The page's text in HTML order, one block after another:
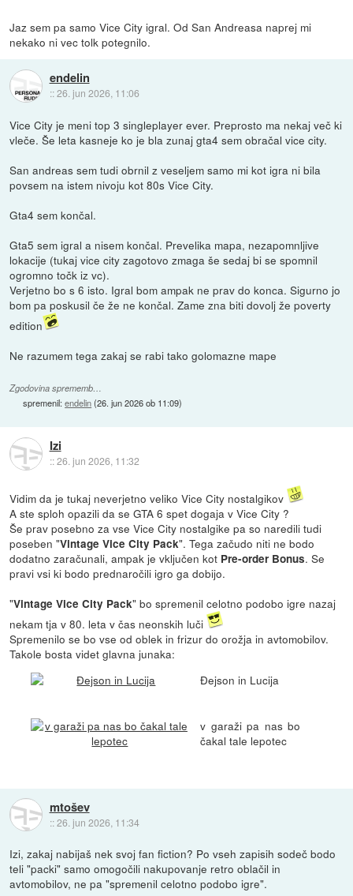
Jaz sem pa samo Vice City igral. Od San Andreasa naprej mi
nekako ni vec tolk potegnilo.
endelin
::26. jun 2026, 11:06
Vice City je meni top 3 singleplayer ever. Preprosto ma nekaj več ki
vleče. Še leta kasneje ko je bla zunaj gta4 sem obračal vice city.
San andreas sem tudi obrnil z veseljem samo mi kot igra ni bila
povsem na istem nivoju kot 80s Vice City.
Gta4 sem končal.
Gta5 sem igral a nisem končal. Prevelika mapa, nezapomnljive
lokacije (tukaj vice city zagotovo zmaga še sedaj bi se spomnil
ogromno točk iz vc).
Verjetno bo s 6 isto. Igral bom ampak ne prav do konca. Sigurno jo
bom pa poskusil če že ne končal. Zame zna biti dovolj že poverty
edition
Ne razumem tega zakaj se rabi tako golomazne mape
Zgodovina sprememb…
spremenil:endelin(26. jun 2026 ob 11:09)
Izi
::26. jun 2026, 11:32
Vidim da je tukaj neverjetno veliko Vice City nostalgikov
A ste sploh opazili da se GTA 6 spet dogaja v Vice City ?
Še prav posebno za vse Vice City nostalgike pa so naredili tudi
poseben "Vintage Vice City Pack". Tega začudo niti ne bodo
dodatno zaračunali, ampak je vključen kot Pre-order Bonus. Se
pravi vsi ki bodo prednaročili igro ga dobijo.
"Vintage Vice City Pack" bo spremenil celotno podobo igre nazaj
nekam tja v 80. leta v čas neonskih luči
Spremenilo se bo vse od oblek in frizur do orožja in avtomobilov.
Takole bosta videt glavna junaka:
Đejson in Lucija
v garaži pa nas bo
čakal tale lepotec
mtošev
::26. jun 2026, 11:34
Izi, zakaj nabijaš nek svoj fan fiction? Po vseh zapisih sodeč bodo
teli "packi" samo omogočili nakupovanje retro oblačil in
avtomobilov, ne pa "spremenil celotno podobo igre".